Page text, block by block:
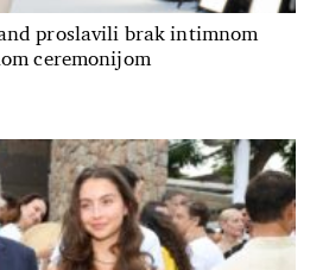
proslavili brak intimnom
ceremonijom